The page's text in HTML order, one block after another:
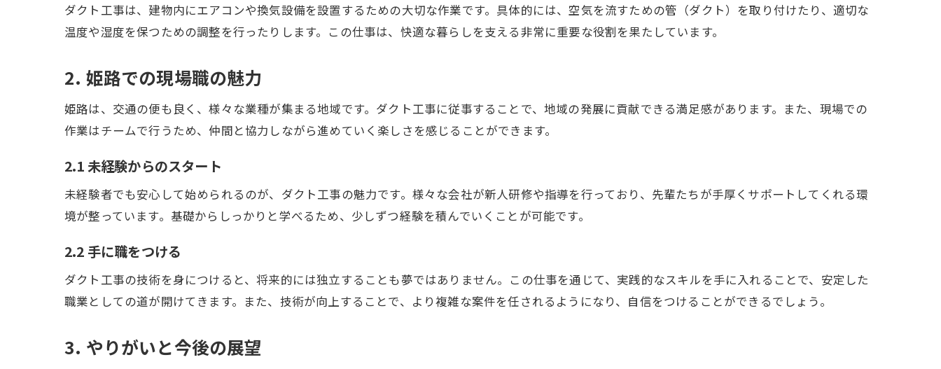
ダクト工事は、建物内にエアコンや換気設備を設置するための大切な作業です。具体的には、空気を流すための管（ダクト）を取り付けたり、適切な
温度や湿度を保つための調整を行ったりします。この仕事は、快適な暮らしを支える非常に重要な役割を果たしています。
2. 姫路での現場職の魅力
姫路は、交通の便も良く、様々な業種が集まる地域です。ダクト工事に従事することで、地域の発展に貢献できる満足感があります。また、現場での
作業はチームで行うため、仲間と協力しながら進めていく楽しさを感じることができます。
2.1 未経験からのスタート
未経験者でも安心して始められるのが、ダクト工事の魅力です。様々な会社が新人研修や指導を行っており、先輩たちが手厚くサポートしてくれる環
境が整っています。基礎からしっかりと学べるため、少しずつ経験を積んでいくことが可能です。
2.2 手に職をつける
ダクト工事の技術を身につけると、将来的には独立することも夢ではありません。この仕事を通じて、実践的なスキルを手に入れることで、安定した
職業としての道が開けてきます。また、技術が向上することで、より複雑な案件を任されるようになり、自信をつけることができるでしょう。
3. やりがいと今後の展望